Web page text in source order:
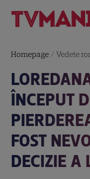
Homepage /Vedete
ÎNCEPUT
FOST
DECIZIE A